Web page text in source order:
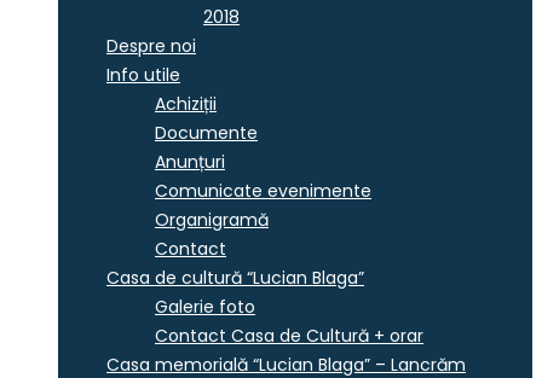
2018
Despre noi
Info utile
Achiziții
Documente
Anunțuri
Comunicate evenimente
Organigramă
Contact
Casa de cultură “Lucian Blaga”
Galerie foto
Contact Casa de Cultură + orar
Casa memorială “Lucian Blaga” – Lancrăm